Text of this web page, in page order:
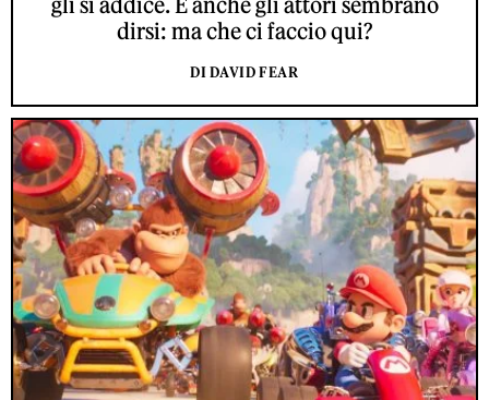
dirsi: ma che ci faccio qui?
DI DAVID FEAR